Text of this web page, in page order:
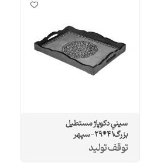
سيني دکوپاژ مستطيل
بزرگ41*29-سپهر
توقف تولید